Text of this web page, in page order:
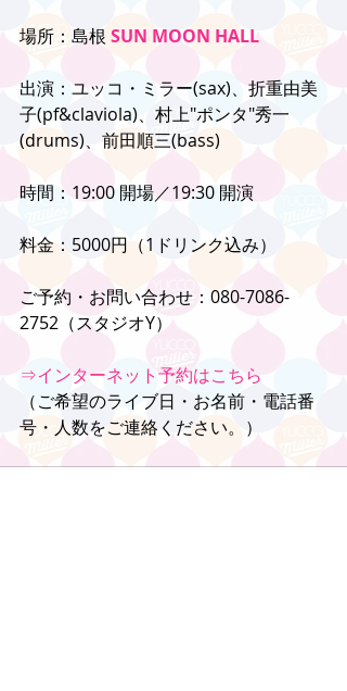
場所：島根 SUN MOON HALL
出演：ユッコ・ミラー(sax)、折重由美
子(pf&claviola)、村上"ポンタ"秀一
(drums)、前田順三(bass)
時間：19:00 開場／19:30 開演
料金：5000円（1ドリンク込み）
ご予約・お問い合わせ：080-7086-
2752（スタジオY）
⇒インターネット予約はこちら
（ご希望のライブ日・お名前・電話番
号・人数をご連絡ください。）